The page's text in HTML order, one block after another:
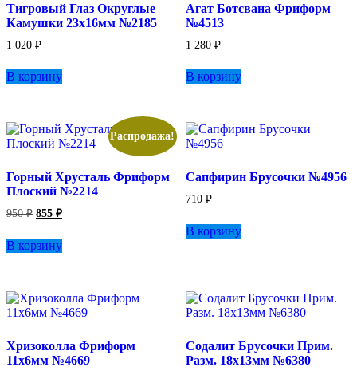
Тигровый Глаз Округлые
Камушки 23х16мм №2185
1 020 ₽
В корзину
Агат Ботсвана Фриформ
№4513
1 280 ₽
В корзину
Распродажа!
Горный Хрусталь Фриформ
Плоский №2214
950₽ Первоначальная
составляла
950 ₽.
855 ₽Текущая
855 ₽.
В корзину
Сапфирин Брусочки №4956
710 ₽
В корзину
Хризоколла Фриформ
11х6мм №4669
Содалит Брусочки Прим.
Разм. 18х13мм №6380